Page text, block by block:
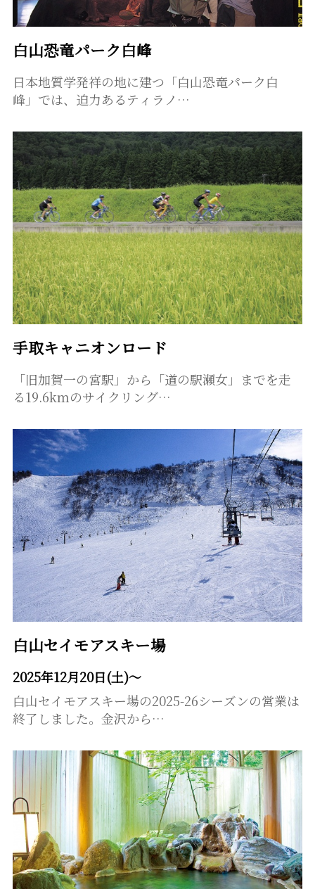
白山恐竜パーク白峰
日本地質学発祥の地に建つ「白山恐竜パーク白
峰」では、迫力あるティラノ…
手取キャニオンロード
「旧加賀一の宮駅」から「道の駅瀬女」までを走
る19.6kｍのサイクリング…
白山セイモアスキー場
2025年12月20日(土)～
白山セイモアスキー場の2025-26シーズンの営業は
終了しました。金沢から…